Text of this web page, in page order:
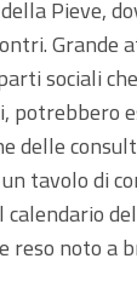
Pieve,
Grande
sociali
potrebbero
delle
tavolo di
reso noto a